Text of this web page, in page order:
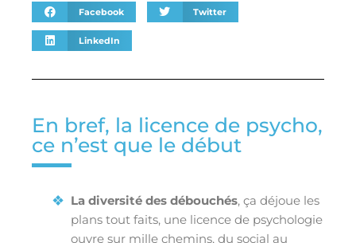
Facebook Twitter
LinkedIn
En bref, la licence de psycho,
ce n’est que le début
La diversité des débouchés, ça déjoue les
plans tout faits, une licence de psychologie
ouvre sur mille chemins, du social au